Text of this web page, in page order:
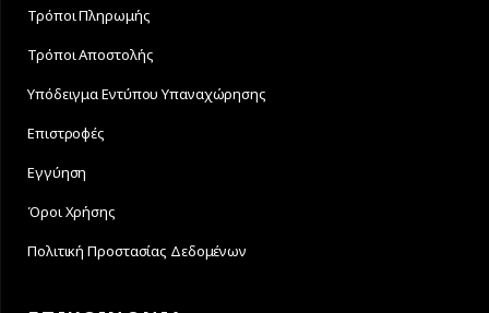
Τρόποι Πληρωμής
Τρόποι Αποστολής
Υπόδειγμα Εντύπου Υπαναχώρησης
Επιστροφές
Εγγύηση
Όροι Χρήσης
Πολιτική Προστασίας Δεδομένων